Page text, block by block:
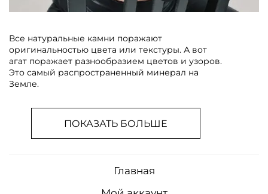
Все натуральные камни поражают
оригинальностью цвета или текстуры. А вот
агат поражает разнообразием цветов и узоров.
Это самый распространенный минерал на
Земле.
ПОКАЗАТЬ БОЛЬШЕ
Главная